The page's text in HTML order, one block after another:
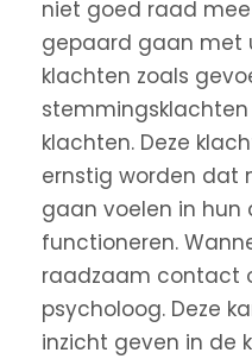
niet goed raad
gepaard gaan met
klachten zoals
klachten. Deze
ernstig worden dat
gaan voelen in hun
functioneren.
raadzaam contact
psycholoog. Deze
inzicht geven in de